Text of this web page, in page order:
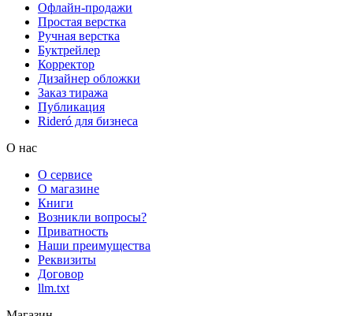
Офлайн-продажи
Простая верстка
Ручная верстка
Буктрейлер
Корректор
Дизайнер обложки
Заказ тиража
Публикация
Rideró для бизнеса
О нас
О сервисе
О магазине
Книги
Возникли вопросы?
Приватность
Наши преимущества
Реквизиты
Договор
llm.txt